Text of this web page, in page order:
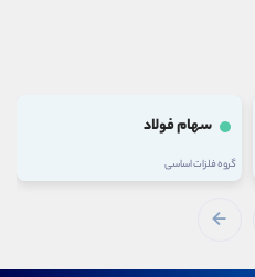
سهام فولاد
گروه فلزات اساسی